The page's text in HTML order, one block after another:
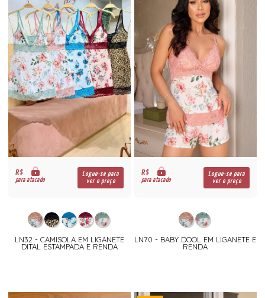
R$
para atacado
Logue-se para
ver o preço
LN32 - CAMISOLA EM LIGANETE
DITAL ESTAMPADA E RENDA
R$
para atacado
Logue-se para
ver o preço
LN70 - BABY DOOL EM LIGANETE E
RENDA